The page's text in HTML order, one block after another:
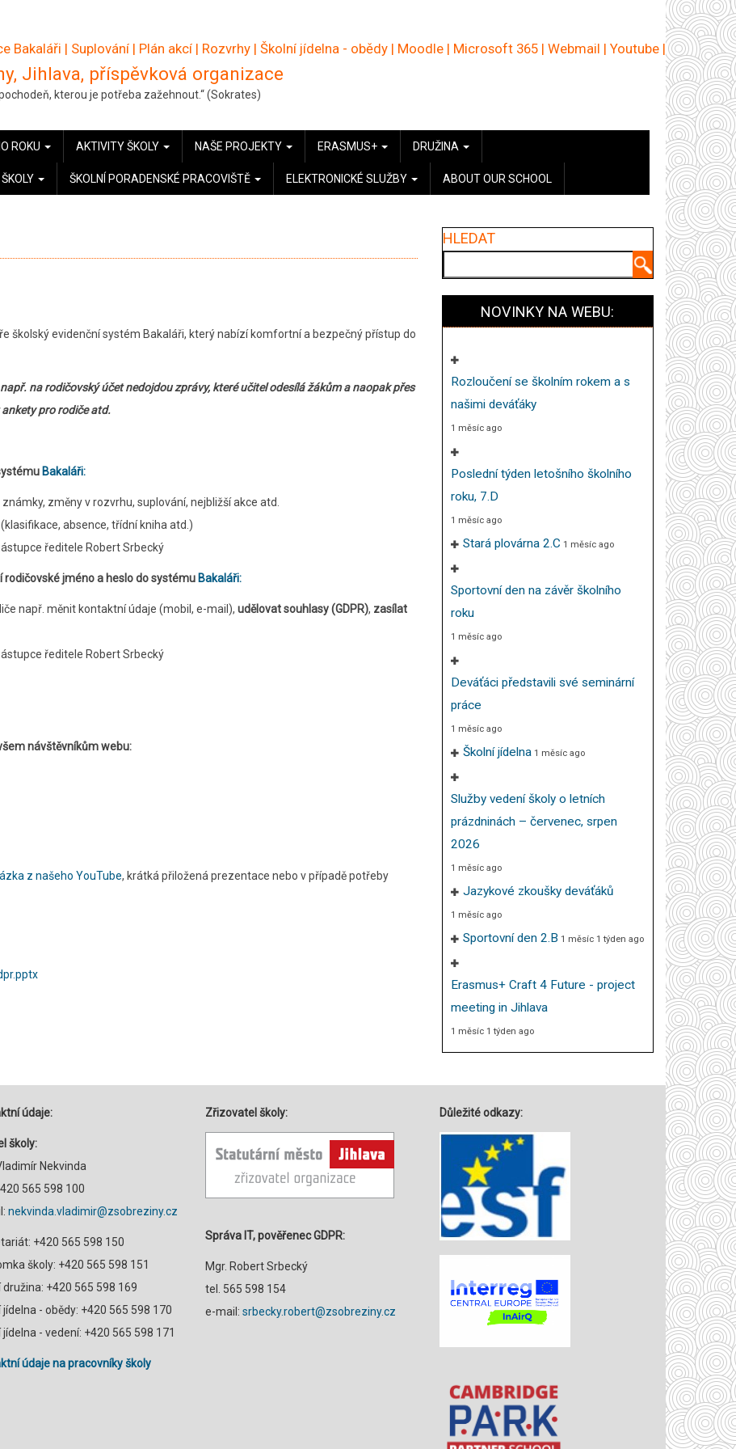
Bakaláři | Suplování | Plán akcí | Rozvrhy | Školní jídelna - obědy | Moodle | Microsoft 365 | Webmail | Youtube |
Jihlava, příspěvková organizace
kterou je potřeba zažehnout.“ (Sokrates)
ROKU AKTIVITY ŠKOLY NAŠE PROJEKTY ERASMUS+ DRUŽINA
ŠKOLNÍ PORADENSKÉ PRACOVIŠTĚ ELEKTRONICKÉ SLUŽBY ABOUT OUR SCHOOL
školský evidenční systém Bakaláři, který nabízí komfortní a bezpečný přístup do
na rodičovský účet nedojdou zprávy, které učitel odesílá žákům a naopak přes
pro rodiče atd.
Bakaláři:
změny v rozvrhu, suplování, nejbližší akce atd.
absence, třídní kniha atd.)
ředitele Robert Srbecký
rodičovské jméno a heslo do systému Bakaláři:
např. měnit kontaktní údaje (mobil, e-mail), udělovat souhlasy (GDPR), zasílat
ředitele Robert Srbecký
návštěvníkům webu:
z našeho YouTube, krátká přiložená prezentace nebo v případě potřeby
HLEDAT
NOVINKY NA WEBU:
Rozloučení se školním rokem a s
našimi deváťáky
1 měsíc ago
Poslední týden letošního školního
roku, 7.D
1 měsíc ago
Stará plovárna 2.C 1 měsíc ago
Sportovní den na závěr školního
roku
1 měsíc ago
Deváťáci představili své seminární
práce
1 měsíc ago
Školní jídelna 1 měsíc ago
Služby vedení školy o letních
prázdninách – červenec, srpen
2026
1 měsíc ago
Jazykové zkoušky deváťáků
1 měsíc ago
Sportovní den 2.B 1 měsíc 1 týden ago
Erasmus+ Craft 4 Future - project
meeting in Jihlava
1 měsíc 1 týden ago
údaje:
školy:
Nekvinda
565 598 100
nekvinda.vladimir@zsobreziny.cz
+420 565 598 150
školy: +420 565 598 151
družina: +420 565 598 169
jídelna - obědy: +420 565 598 170
jídelna - vedení: +420 565 598 171
údaje na pracovníky školy
Zřizovatel školy:
Správa IT, pověřenec GDPR:
Mgr. Robert Srbecký
tel. 565 598 154
e-mail: srbecky.robert@zsobreziny.cz
Důležité odkazy: